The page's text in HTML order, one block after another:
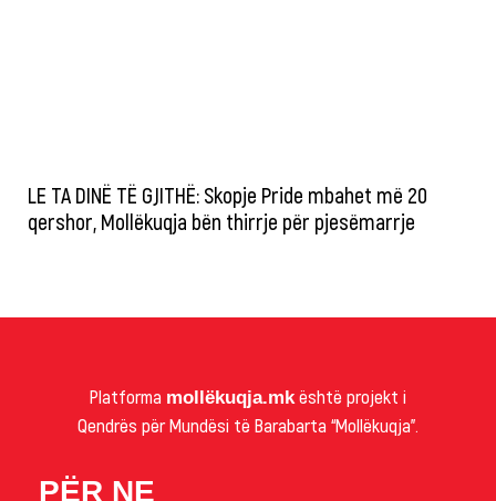
LE TA DINË TË GJITHË: Skopje Pride mbahet më 20
qershor, Mollëkuqja bën thirrje për pjesëmarrje
Platforma mollëkuqja.mk është projekt i
Qendrës për Mundësi të Barabarta “Mollëkuqja”.
PËR NE